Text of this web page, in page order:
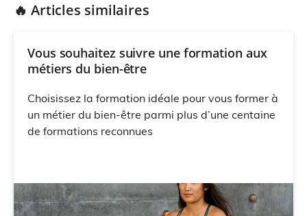
🔥 Articles similaires
Vous souhaitez suivre une formation aux
métiers du bien-être
Choisissez la formation idéale pour vous former à
un métier du bien-être parmi plus d’une centaine
de formations reconnues